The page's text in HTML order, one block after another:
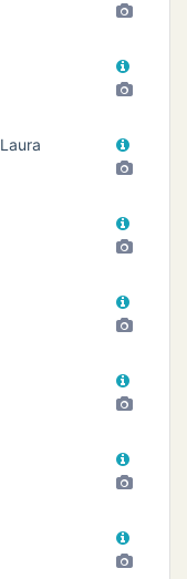
Laura